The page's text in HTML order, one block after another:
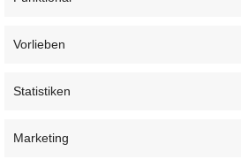
Vorlieben
Statistiken
Marketing